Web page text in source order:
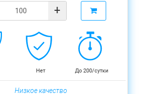
+
Нет До 200/сутки
Низкое качество